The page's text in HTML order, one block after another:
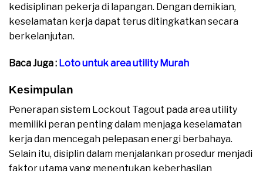
kedisiplinan pekerja di lapangan. Dengan demikian,
keselamatan kerja dapat terus ditingkatkan secara
berkelanjutan.
Baca Juga : Loto untuk area utility Murah
Kesimpulan
Penerapan sistem Lockout Tagout pada area utility
memiliki peran penting dalam menjaga keselamatan
kerja dan mencegah pelepasan energi berbahaya.
Selain itu, disiplin dalam menjalankan prosedur menjadi
faktor utama yang menentukan keberhasilan